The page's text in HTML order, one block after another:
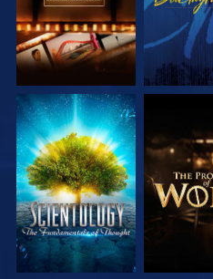
СМОТРЕТЬ
ПЕРЕДАЧИ
СМОТРЕТЬ
ПЕРЕДАЧИ